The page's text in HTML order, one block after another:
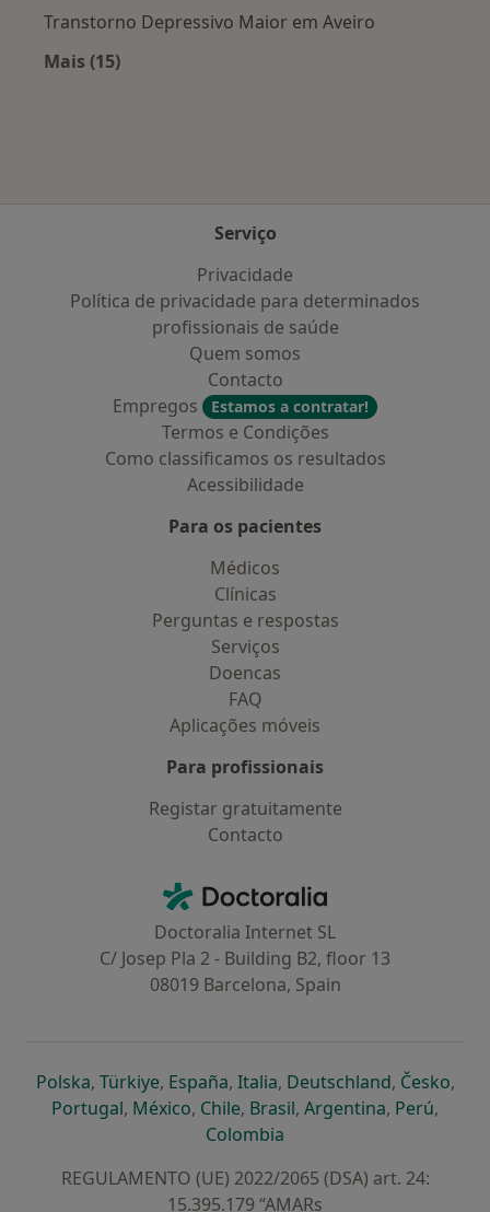
Transtorno Depressivo Maior em Aveiro
Mais (15)
Serviço
Privacidade
Política de privacidade para determinados
profissionais de saúde
Quem somos
Contacto
Empregos
Estamos a contratar!
Termos e Condições
Como classificamos os resultados
Acessibilidade
Para os pacientes
Médicos
Clínicas
Perguntas e respostas
Serviços
Doencas
FAQ
Aplicações móveis
Para profissionais
Registar gratuitamente
Contacto
Doctoralia - Homepage
Doctoralia Internet SL
C/ Josep Pla 2 - Building B2, floor 13
08019 Barcelona, Spain
Polskaabre num novo separador
, Türkiyeabre num novo separador
, Españaabre num novo separador
, Italiaabre num novo
, Deutschlandabre num
, Česko,
Portugalabre num novo separador
, Méxicoabre num novo separador
, Chileabre num novo separador
, Brasilabre num novo
, Argentinaabre num
, Perúabre
,
Colombia
REGULAMENTO (UE) 2022/2065 (DSA) art. 24:
15.395.179 “AMARs